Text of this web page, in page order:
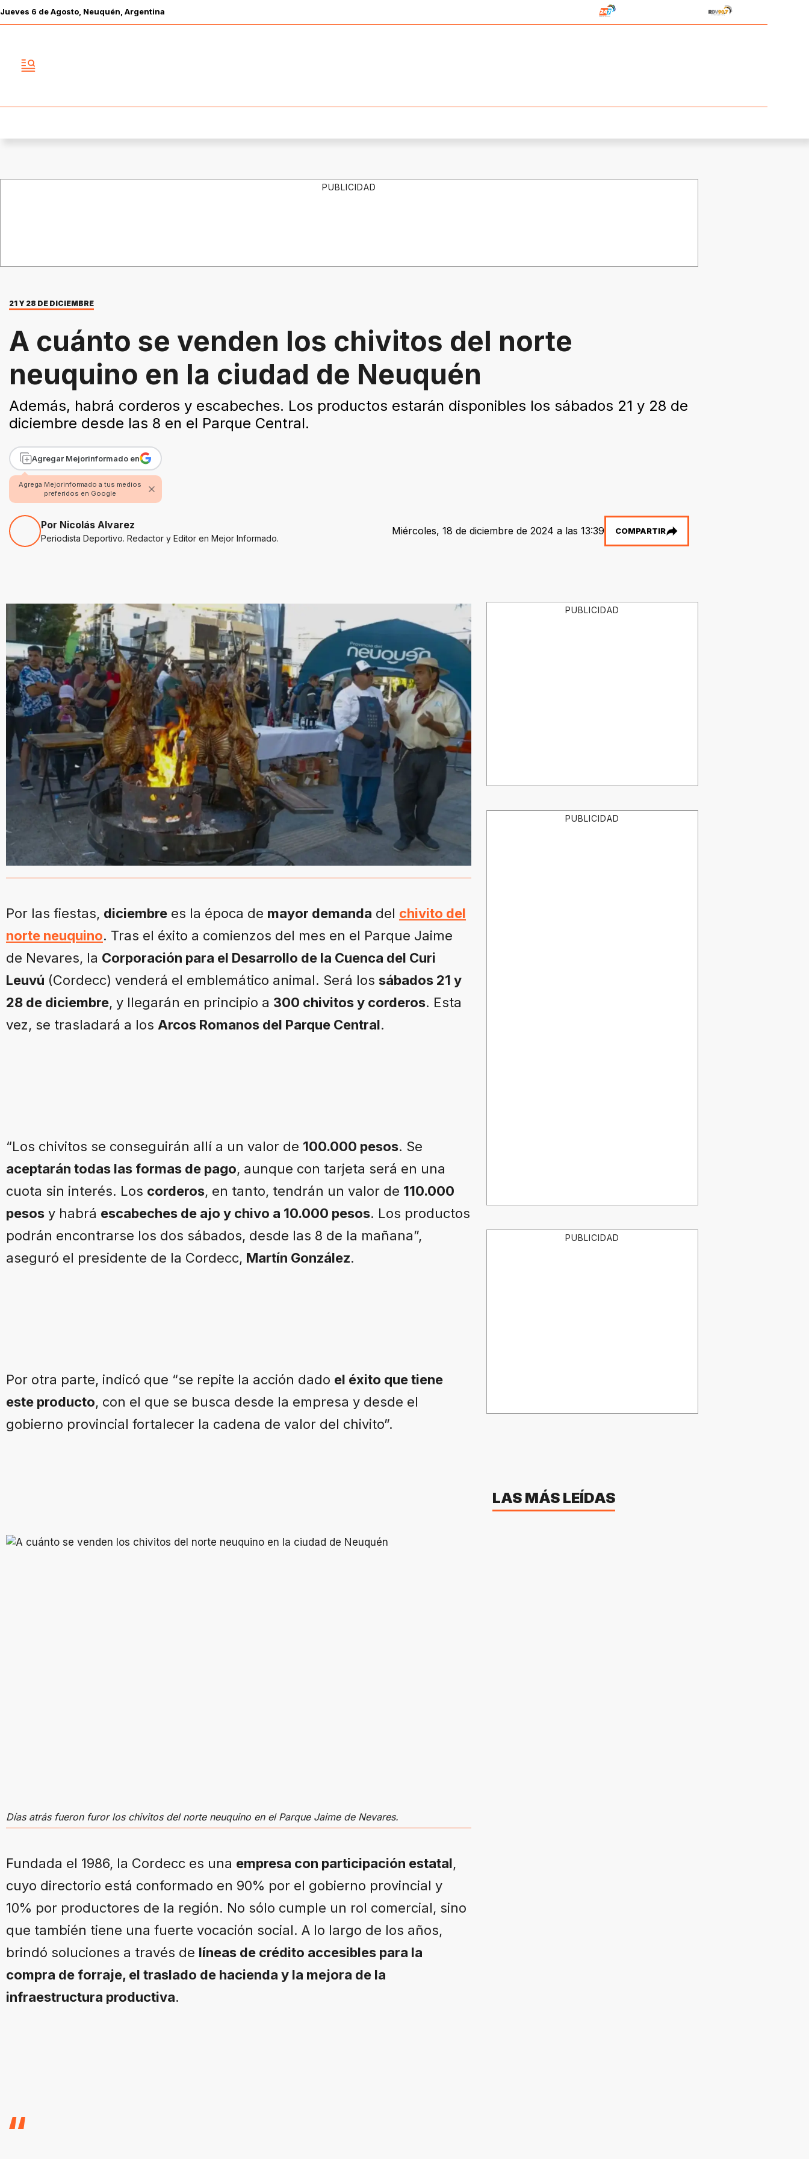
Jueves 6 deAgosto , Neuquén, Argentina
PUBLICIDAD
21 Y 28 DE DICIEMBRE
A cuánto se venden los chivitos del norte
neuquino en la ciudad de Neuquén
Además, habrá corderos y escabeches. Los productos estarán disponibles los sábados 21 y 28 de
diciembre desde las 8 en el Parque Central.
Agregar Mejorinformado en
Agrega Mejorinformado a tus medios
preferidos en Google
Por Nicolás Alvarez
Periodista Deportivo. Redactor y Editor en Mejor Informado.
Miércoles, 18 de diciembre de 2024 a las 13:39 COMPARTIR
Por las fiestas, diciembre es la época de mayor demanda del chivito del
norte neuquino. Tras el éxito a comienzos del mes en el Parque Jaime
de Nevares, la Corporación para el Desarrollo de la Cuenca del Curi
Leuvú (Cordecc) venderá el emblemático animal. Será los sábados 21 y
28 de diciembre, y llegarán en principio a 300 chivitos y corderos. Esta
vez, se trasladará a los Arcos Romanos del Parque Central.
“Los chivitos se conseguirán allí a un valor de 100.000 pesos. Se
aceptarán todas las formas de pago, aunque con tarjeta será en una
cuota sin interés. Los corderos, en tanto, tendrán un valor de 110.000
pesos y habrá escabeches de ajo y chivo a 10.000 pesos. Los productos
podrán encontrarse los dos sábados, desde las 8 de la mañana”,
aseguró el presidente de la Cordecc, Martín González.
Por otra parte, indicó que “se repite la acción dado el éxito que tiene
este producto, con el que se busca desde la empresa y desde el
gobierno provincial fortalecer la cadena de valor del chivito”.
Días atrás fueron furor los chivitos del norte neuquino en el Parque Jaime de Nevares.
Fundada el 1986, la Cordecc es una empresa con participación estatal,
cuyo directorio está conformado en 90% por el gobierno provincial y
10% por productores de la región. No sólo cumple un rol comercial, sino
que también tiene una fuerte vocación social. A lo largo de los años,
brindó soluciones a través de líneas de crédito accesibles para la
compra de forraje, el traslado de hacienda y la mejora de la
infraestructura productiva.
PUBLICIDAD
PUBLICIDAD
PUBLICIDAD
LAS MÁS LEÍDAS